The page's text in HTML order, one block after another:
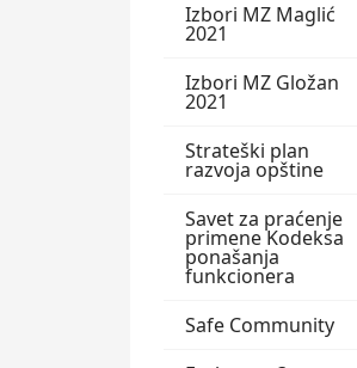
Izbori MZ Maglić
2021
Izbori MZ Gložan
2021
Strateški plan
razvoja opštine
Savet za praćenje
primene Kodeksa
ponašanja
funkcionera
Safe Community